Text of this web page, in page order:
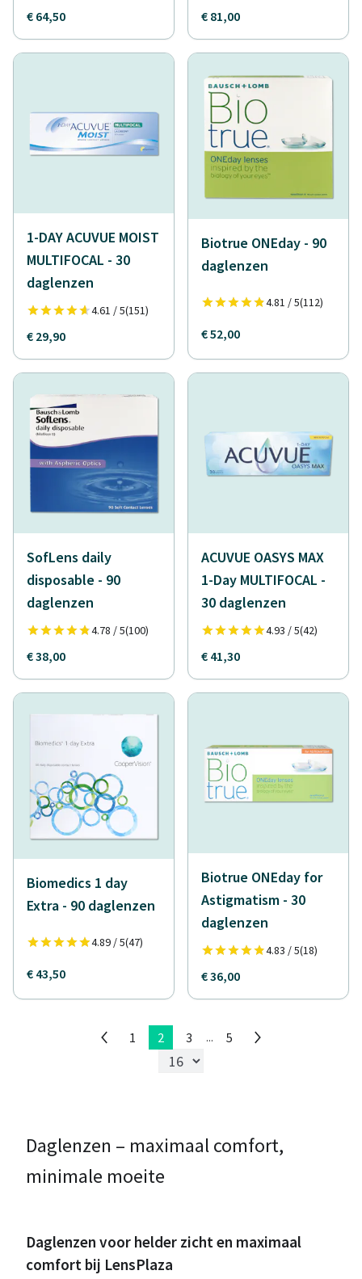
€ 64,50 € 81,00
1-DAY ACUVUE MOIST
MULTIFOCAL - 30
daglenzen
4.61 / 5(151)
€ 29,90
Biotrue ONEday - 90
daglenzen
4.81 / 5(112)
€ 52,00
SofLens daily
disposable - 90
daglenzen
4.78 / 5(100)
€ 38,00
ACUVUE OASYS MAX
1-Day MULTIFOCAL -
30 daglenzen
4.93 / 5(42)
€ 41,30
Biomedics 1 day
Extra - 90 daglenzen
4.89 / 5(47)
€ 43,50
Biotrue ONEday for
Astigmatism - 30
daglenzen
4.83 / 5(18)
€ 36,00
1 2 3 ... 5
Daglenzen – maximaal comfort,
minimale moeite
Daglenzen voor helder zicht en maximaal
comfort bij LensPlaza